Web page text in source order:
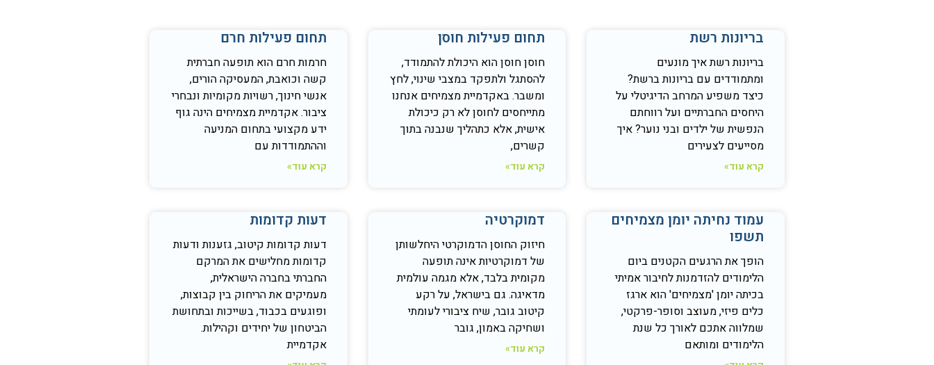
בריונות רשת
בריונות רשת איך מונעים
ומתמודדים עם בריונות ברשת?
כיצד משפיע המרחב הדיגיטלי על
היחסים החברתיים ועל רווחתם
הנפשית של ילדים ובני נוער? איך
מסייעים לצעירים
קרא עוד»
תחום פעילות חוסן
חוסן חוסן הוא היכולת להתמודד,
להסתגל ולתפקד במצבי שינוי, לחץ
ומשבר. באקדמיית מצמיחים אנחנו
מתייחסים לחוסן לא רק כיכולת
אישית, אלא כתהליך שנבנה בתוך
קשרים,
קרא עוד»
תחום פעילות חרם
חרמות חרם הוא תופעה חברתית
קשה וכואבת, המעסיקה הורים,
אנשי חינוך, רשויות מקומיות ונבחרי
ציבור. אקדמיית מצמיחים הינה גוף
ידע מקצועי בתחום המניעה
וההתמודדות עם
קרא עוד»
עמוד נחיתה יומן מצמיחים
תשפו
הופך את הרגעים הקטנים ביום
הלימודים להזדמנות לחיבור אמיתי
בכיתה יומן 'מצמיחים' הוא ארגז
כלים פיזי, מעוצב וסופר-פרקטי,
שמלווה אתכם לאורך כל שנת
הלימודים ומותאם
דמוקרטיה
חיזוק החוסן הדמוקרטי היחלשותן
של דמוקרטיות אינה תופעה
מקומית בלבד, אלא מגמה עולמית
מדאיגה. גם בישראל, על רקע
קיטוב גובר, שיח ציבורי לעומתי
ושחיקה באמון, גובר
קרא עוד»
דעות קדומות
דעות קדומות קיטוב, גזענות ודעות
קדומות מחלישים את המרקם
החברתי בחברה הישראלית,
מעמיקים את הריחוק בין קבוצות,
ופוגעים בכבוד, בשייכות ובתחושת
הביטחון של יחידים וקהילות.
אקדמיית